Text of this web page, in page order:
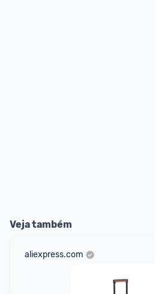
Veja também
aliexpress.com